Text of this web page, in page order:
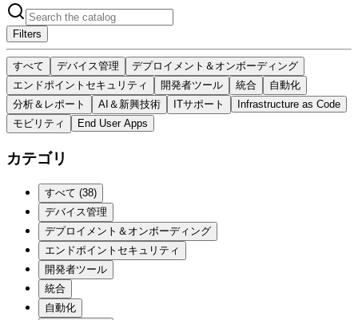
Filters
すべて デバイス管理
デプロイメント＆オンボーディング
エンドポイントセキュリティ
開発者ツール 統合
自動化
分析＆レポート
AI＆新興技術 ITサポート
Infrastructure as Code
モビリティ
End User Apps
カテゴリ
すべて (38)
デバイス管理
デプロイメント＆オンボーディング
エンドポイントセキュリティ
開発者ツール
統合
自動化